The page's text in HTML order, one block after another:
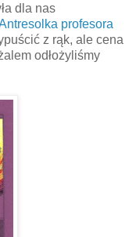
dla nas
profesora
z rąk, ale cena
odłożyliśmy